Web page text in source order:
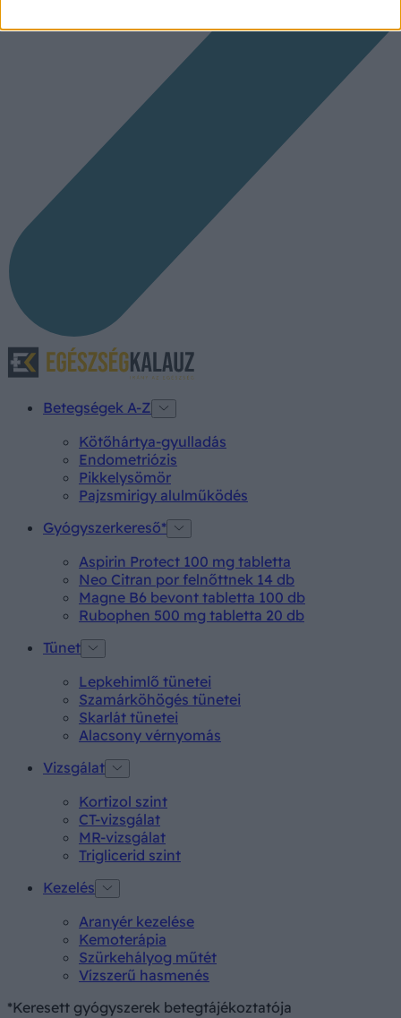
Betegségek A-Z
Kötőhártya-gyulladás
Endometriózis
Pikkelysömör
Pajzsmirigy alulműködés
Gyógyszerkereső*
Aspirin Protect 100 mg tabletta
Neo Citran por felnőttnek 14 db
Magne B6 bevont tabletta 100 db
Rubophen 500 mg tabletta 20 db
Tünet
Lepkehimlő tünetei
Szamárköhögés tünetei
Skarlát tünetei
Alacsony vérnyomás
Vizsgálat
Kortizol szint
CT-vizsgálat
MR-vizsgálat
Triglicerid szint
Kezelés
Aranyér kezelése
Kemoterápia
Szürkehályog műtét
Vízszerű hasmenés
*Keresett gyógyszerek betegtájékoztatója